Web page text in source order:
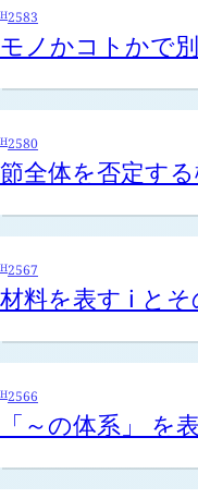
H2583
モノかコトかで
H2580
節全体を否定す
H2567
材料を表す i と
H2566
「～の体系」 を